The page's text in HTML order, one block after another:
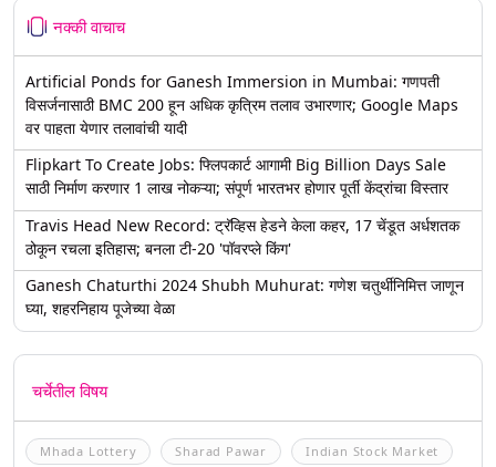
नक्की वाचाच
Artificial Ponds for Ganesh Immersion in Mumbai: गणपती
विसर्जनासाठी BMC 200 हून अधिक कृत्रिम तलाव उभारणार; Google Maps
वर पाहता येणार तलावांची यादी
Flipkart To Create Jobs: फ्लिपकार्ट आगामी Big Billion Days Sale
साठी निर्माण करणार 1 लाख नोकऱ्या; संपूर्ण भारतभर होणार पूर्ती केंद्रांचा विस्तार
Travis Head New Record: ट्रॅव्हिस हेडने केला कहर, 17 चेंडूत अर्धशतक
ठोकून रचला इतिहास; बनला टी-20 'पॉवरप्ले किंग'
Ganesh Chaturthi 2024 Shubh Muhurat: गणेश चतुर्थीनिमित्त जाणून
घ्या, शहरनिहाय पूजेच्या वेळा
चर्चेतील विषय
Mhada Lottery Sharad Pawar Indian Stock Market